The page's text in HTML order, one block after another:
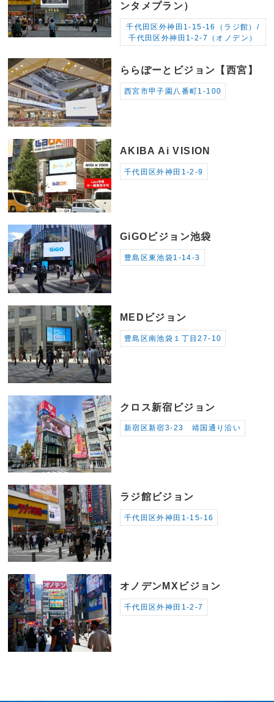
ンタメプラン）
千代田区外神田1-15-16（ラジ館）/
千代田区外神田1-2-7（オノデン）
ららぽーとビジョン【西宮】
西宮市甲子園八番町1-100
AKIBA Ai VISION
千代田区外神田1-2-9
GiGOビジョン池袋
豊島区東池袋1-14-3
MEDビジョン
豊島区南池袋１丁目27-10
クロス新宿ビジョン
新宿区新宿3-23 靖国通り沿い
ラジ館ビジョン
千代田区外神田1-15-16
オノデンMXビジョン
千代田区外神田1-2-7